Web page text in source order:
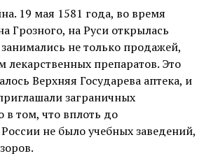
19 мая 1581 года, во время
Грозного, на Руси открылась
занимались не только продажей,
лекарственных препаратов. Это
Верхняя Государева аптека, и
заграничных
в том, что вплоть до
не было учебных заведений,